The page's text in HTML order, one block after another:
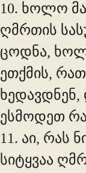
10. ხოლო
ღმრთის
ცოდნა,
ეთქმის,
ესმოდეთ
11. აი, რას
სიტყვაა